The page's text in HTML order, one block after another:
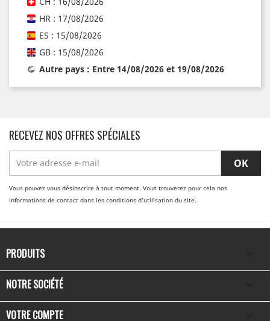
HR : 17/08/2026
ES : 15/08/2026
GB : 15/08/2026
Autre pays : Entre 14/08/2026 et 19/08/2026
RECEVEZ NOS OFFRES SPÉCIALES
Vous pouvez vous désinscrire à tout moment. Vous trouverez pour cela nos
informations de contact dans les conditions d'utilisation du site.
PRODUITS
NOTRE SOCIÉTÉ
VOTRE COMPTE